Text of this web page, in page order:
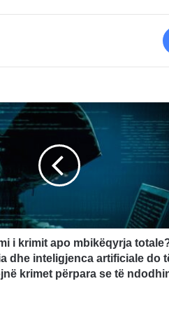
i krimit apo mbikëqyrja
dhe inteligjenca artificiale do
krimet përpara se të